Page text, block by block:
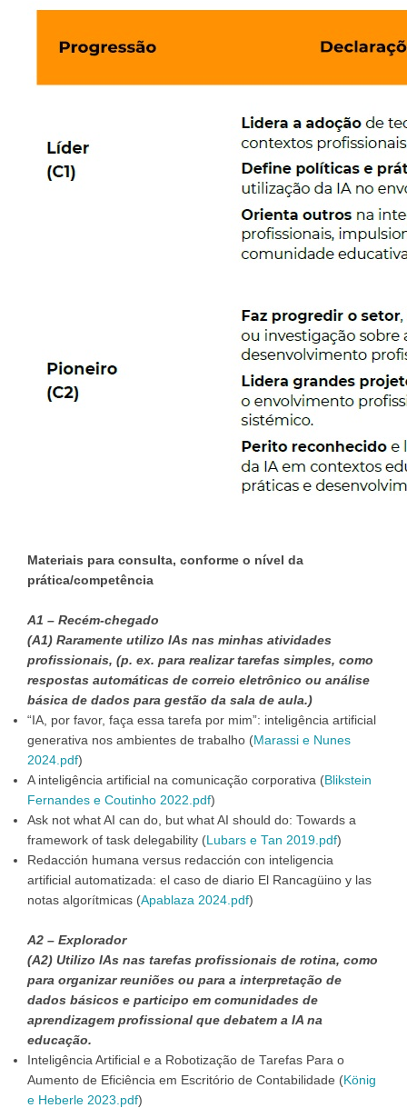
Materiais para consulta, conforme o nível da
prática/competência
A1 – Recém-chegado
(A1) Raramente utilizo IAs nas minhas atividades
profissionais, (p. ex. para realizar tarefas simples, como
respostas automáticas de correio eletrônico ou análise
básica de dados para gestão da sala de aula.)
“IA, por favor, faça essa tarefa por mim”: inteligência artificial
generativa nos ambientes de trabalho (Marassi e Nunes
2024.pdf)
A inteligência artificial na comunicação corporativa (Blikstein
Fernandes e Coutinho 2022.pdf)
Ask not what AI can do, but what AI should do: Towards a
framework of task delegability ( Lubars e Tan 2019.pdf)
Redacción humana versus redacción con inteligencia
artificial automatizada: el caso de diario El Rancagüino y las
notas algorítmicas (Apablaza 2024.pdf)
A2 – Explorador
(A2) Utilizo IAs nas tarefas profissionais de rotina, como
para organizar reuniões ou para a interpretação de
dados básicos e participo em comunidades de
aprendizagem profissional que debatem a IA na
educação.
Inteligência Artificial e a Robotização de Tarefas Para o
Aumento de Eficiência em Escritório de Contabilidade (König
e Heberle 2023.pdf)